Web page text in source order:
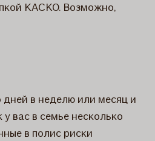
КАСКО. Возможно,
дней в неделю или месяц и
вас в семье несколько
в полис риски